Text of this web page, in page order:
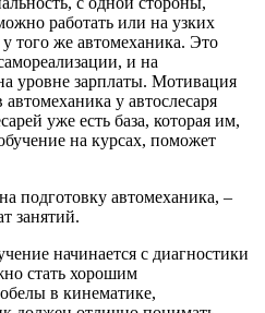
работать или на узких
того же автомеханика. Это
и на
уровне зарплаты. Мотивация
у автослесаря
уже есть база, которая им,
на курсах, поможет
подготовку автомеханика, –
занятий.
начинается с диагностики
стать хорошим
в кинематике,